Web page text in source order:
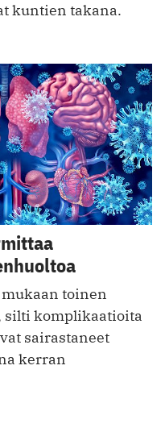
kuntien takana.
toinen
silti komplikaatioita
sairastaneet
kerran